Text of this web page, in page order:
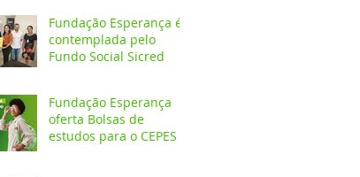
Fundação Esperança é
contemplada pelo
Fundo Social Sicred
Fundação Esperança
oferta Bolsas de
estudos para o CEPES